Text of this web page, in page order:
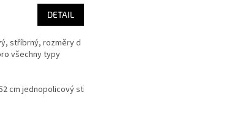
DETAIL
stříbrný, rozměry d
všechny typy
cm jednopolicový stříbrný LG14